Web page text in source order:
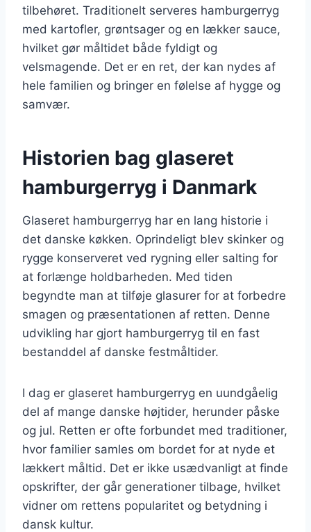
tilbehøret. Traditionelt serveres hamburgerryg
med kartofler, grøntsager og en lækker sauce,
hvilket gør måltidet både fyldigt og
velsmagende. Det er en ret, der kan nydes af
hele familien og bringer en følelse af hygge og
samvær.
Historien bag glaseret
hamburgerryg i Danmark
Glaseret hamburgerryg har en lang historie i
det danske køkken. Oprindeligt blev skinker og
rygge konserveret ved rygning eller salting for
at forlænge holdbarheden. Med tiden
begyndte man at tilføje glasurer for at forbedre
smagen og præsentationen af retten. Denne
udvikling har gjort hamburgerryg til en fast
bestanddel af danske festmåltider.
I dag er glaseret hamburgerryg en uundgåelig
del af mange danske højtider, herunder påske
og jul. Retten er ofte forbundet med traditioner,
hvor familier samles om bordet for at nyde et
lækkert måltid. Det er ikke usædvanligt at finde
opskrifter, der går generationer tilbage, hvilket
vidner om rettens popularitet og betydning i
dansk kultur.